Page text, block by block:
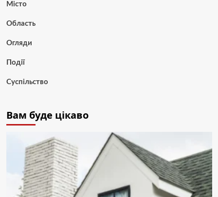
Місто
Область
Огляди
Події
Суспільство
Вам буде цікаво